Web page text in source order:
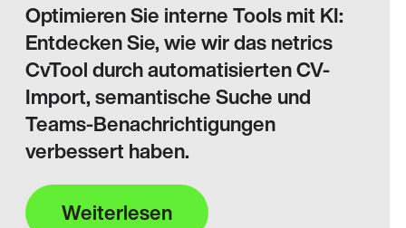
Optimieren Sie interne Tools mit KI:
Entdecken Sie, wie wir das netrics
CvTool durch automatisierten CV-
Import, semantische Suche und
Teams-Benachrichtigungen
verbessert haben.
Weiterlesen